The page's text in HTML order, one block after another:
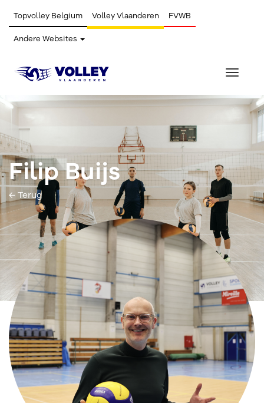
Topvolley Belgium Volley Vlaanderen FVWB
Andere Websites
Toggle
Filip Buijs
← Terug